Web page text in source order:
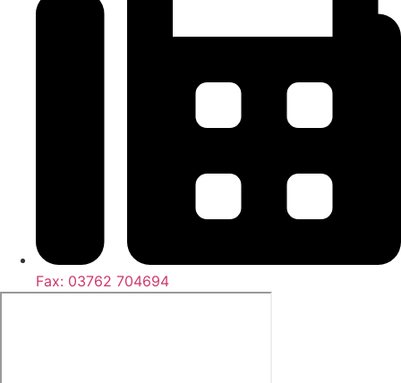
Fax: 03762 704694